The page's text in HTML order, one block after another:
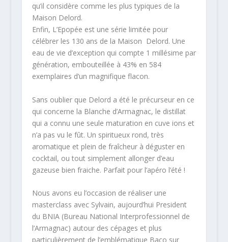
qu’il considère comme les plus typiques de la
Maison Delord.
Enfin, L’Epopée est une série limitée pour
célébrer les 130 ans de la Maison Delord. Une
eau de vie d’exception qui compte 1 millésime par
génération, embouteillée à 43% en 584
exemplaires d’un magnifique flacon.
Sans oublier que Delord a été le précurseur en ce
qui concerne la Blanche d’Armagnac, le distillat
qui a connu une seule maturation en cuve ions et
n’a pas vu le fût. Un spiritueux rond, très
aromatique et plein de fraîcheur à déguster en
cocktail, ou tout simplement allonger d’eau
gazeuse bien fraiche. Parfait pour l’apéro l’été !
Nous avons eu l’occasion de réaliser une
masterclass avec Sylvain, aujourd’hui President
du BNIA (Bureau National Interprofessionnel de
l’Armagnac) autour des cépages et plus
particulièrement de l’emblématique Baco sur